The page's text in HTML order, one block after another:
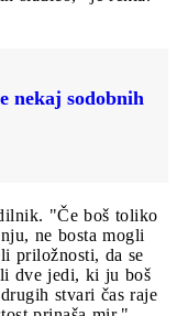
nekaj sodobnih
"Če boš toliko
ne bosta mogli
priložnosti, da se
dve jedi, ki ju boš
stvari čas raje